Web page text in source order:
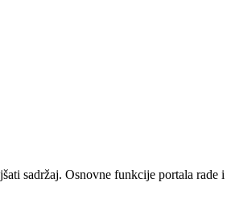
sadržaj. Osnovne funkcije portala rade i